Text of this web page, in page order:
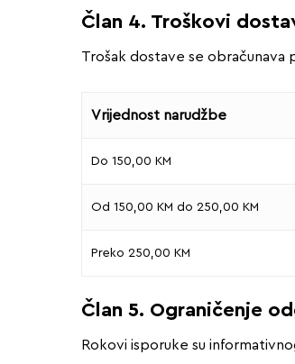
Član 4. Troškovi
Trošak dostave se
Vrijednost narudžbe
Do 150,00 KM
Od 150,00 KM do 250,00 KM
Preko 250,00 KM
Član 5. Ograničenje
Rokovi isporuke su